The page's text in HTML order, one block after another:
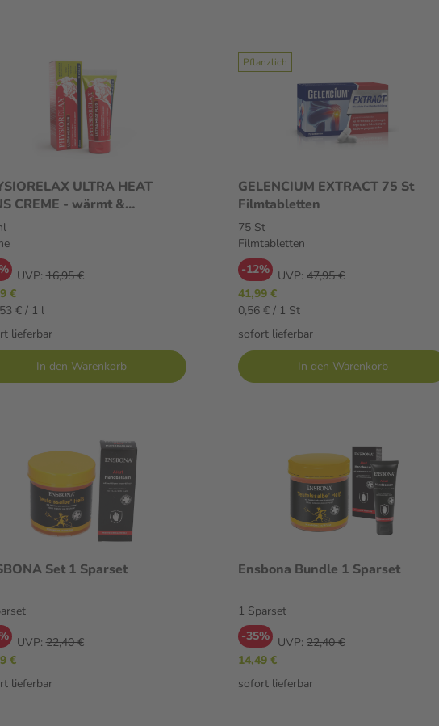
ULTRA HEAT
CREME - wärmt &
UVP: 16,95 €
€
€ / 1 l
lieferbar
In den Warenkorb
Pflanzlich
GELENCIUM EXTRACT 75 St
Filmtabletten
75 St
Filmtabletten
-12% UVP: 47,95 €
41,99 €
0,56 € / 1 St
sofort lieferbar
In den Warenkorb
Set 1 Sparset
UVP: 22,40 €
€
lieferbar
Ensbona Bundle 1 Sparset
1 Sparset
-35% UVP: 22,40 €
14,49 €
sofort lieferbar